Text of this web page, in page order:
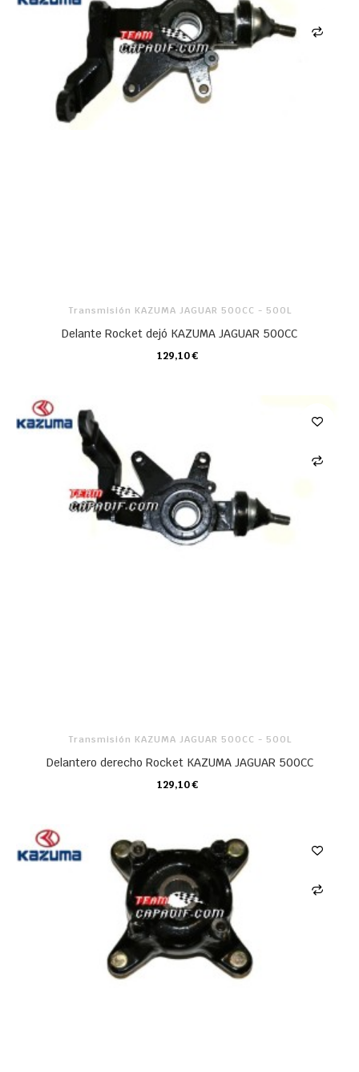
Transmisión KAZUMA JAGUAR 500CC - 500L
Delante Rocket dejó KAZUMA JAGUAR 500CC
129,10 €
CARRO
Transmisión KAZUMA JAGUAR 500CC - 500L
Delantero derecho Rocket KAZUMA JAGUAR 500CC
129,10 €
CARRO